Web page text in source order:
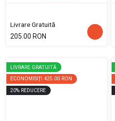
Livrare Gratuită
205.00 RON
LIVRARE GRATUITĂ
ECONOMISIȚI 425.00 RON
20% REDUCERE